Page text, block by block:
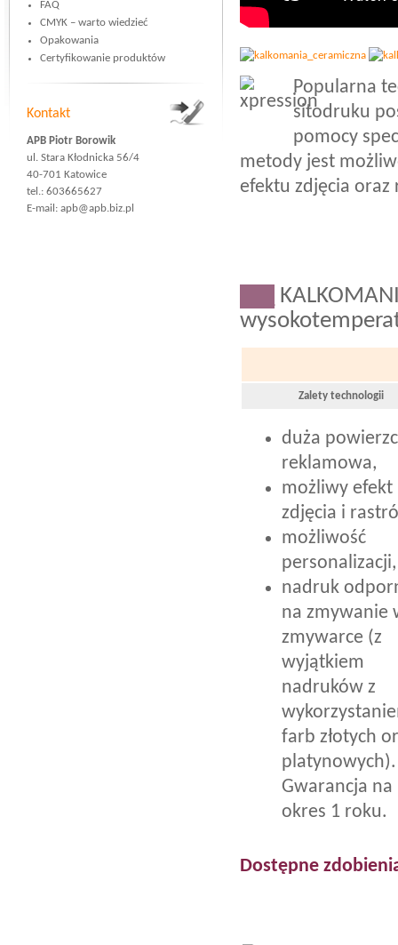
FAQ
CMYK – warto wiedzieć
Opakowania
Certyfikowanie produktów
Kontakt
APB Piotr Borowik
ul. Stara Kłodnicka 56/4
40-701 Katowice
tel.: 603665627
E-mail: apb@apb.biz.pl
Popularna
sitodruku
pomocy
metody jest
efektu zdjęcia oraz
Zalety technologii
duża
reklamowa,
możliwy efekt
zdjęcia i
możliwość
personalizacji,
nadruk
na zmywanie
zmywarce (z
wyjątkiem
nadruków z
farb złotych
platynowych).
Gwarancja na
okres 1 roku.
Dostępne